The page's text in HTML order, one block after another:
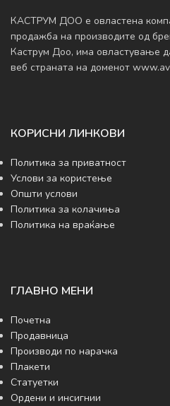
КАСТРУМ ДОО е овластена
продажба на производите од
Каструм Доо, има овластување
веб страната на доменот
КОРИСНИ ЛИНКОВИ
Политика за приватност
Услови за користење
Општи услови
Политика за колачиња
Политика на враќање
ГЛАВНО МЕНИ
Почетна
Продавница
Производи по нарачка
Плакети
Статуетки
Ордени и инсигнии